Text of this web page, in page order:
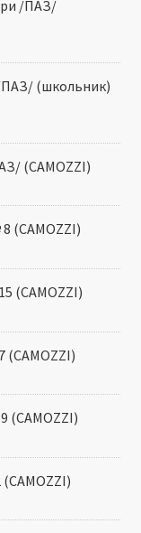
/ПАЗ/
(школьник)
(CAMOZZI)
(CAMOZZI)
(CAMOZZI)
(CAMOZZI)